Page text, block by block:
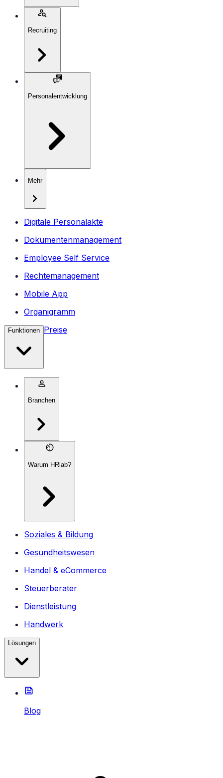
Recruiting
Personalentwicklung
Mehr
Digitale Personalakte
Dokumentenmanagement
Employee Self Service
Rechtemanagement
Mobile App
Organigramm
Funktionen Preise
Branchen
Warum HRlab?
Soziales & Bildung
Gesundheitswesen
Handel & eCommerce
Steuerberater
Dienstleistung
Handwerk
Lösungen
Blog